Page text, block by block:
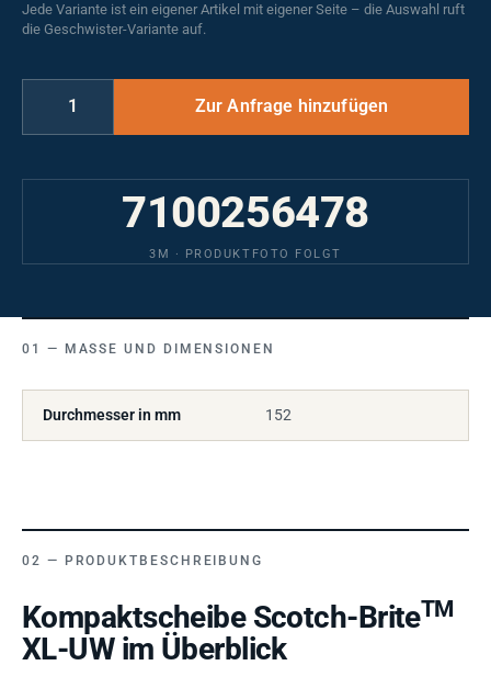
Jede Variante ist ein eigener Artikel mit eigener Seite – die Auswahl ruft
die Geschwister-Variante auf.
7100256478
3M · PRODUKTFOTO FOLGT
MASSE UND DIMENSIONEN
Durchmesser in mm 152
PRODUKTBESCHREIBUNG
Kompaktscheibe Scotch-BriteTM
XL-UW im Überblick